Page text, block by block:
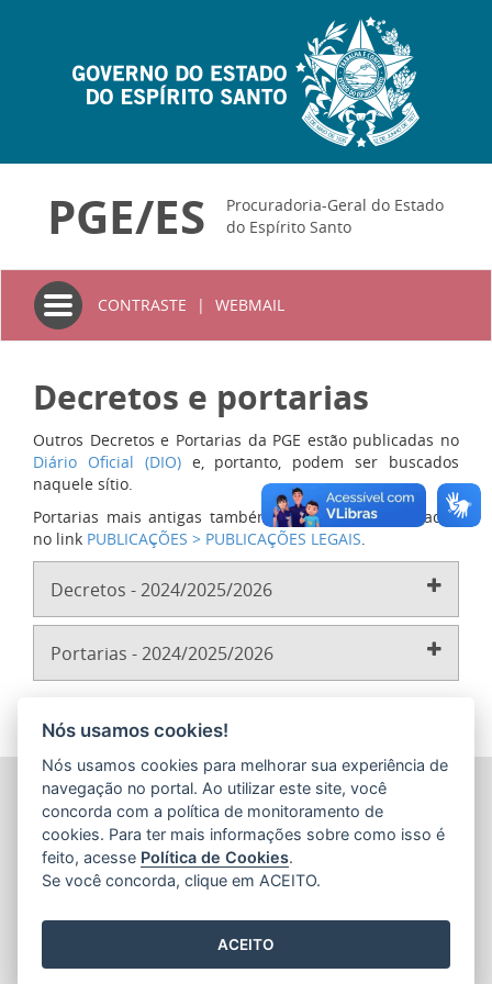
PGE/ES
Procuradoria-Geral do Estado
do Espírito Santo
Toggle
navigation
CONTRASTE | WEBMAIL
Decretos e portarias
Outros Decretos e Portarias da PGE estão publicadas no
Diário Oficial (DIO)e, portanto, podem ser buscados
naquele sítio.
Portarias mais antigas também podem ser encontradas
no link PUBLICAÇÕES > PUBLICAÇÕES LEGAIS.
Decretos - 2024/2025/2026
Portarias - 2024/2025/2026
PROCURADORIA-GERAL DO ESTADO DO ESPÍRITO SANTO
(PGE/ES)
Av. Nossa Senhora da Penha, 1590 - Barro Vermelho
CEP: 29057-550 - Vitória / ES
Tel.: (27) 3636-5050
Nós usamos cookies!
Nós usamos cookies para melhorar sua experiência de
navegação no portal. Ao utilizar este site, você
concorda com a política de monitoramento de
cookies. Para ter mais informações sobre como isso é
feito, acesse Política de Cookies.
Se você concorda, clique em ACEITO.
ACEITO